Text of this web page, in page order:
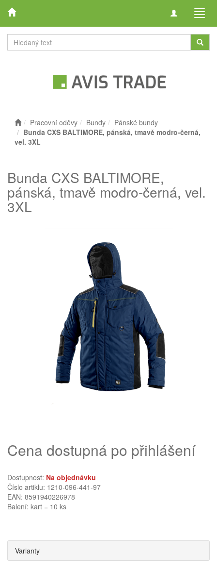
Toggle
Pracovní oděvy Bundy
Pánské bundy
Bunda CXS BALTIMORE, pánská, tmavě modro-černá,
vel. 3XL
Bunda CXS BALTIMORE,
pánská, tmavě modro-černá, vel.
3XL
Cena dostupná po přihlášení
Dostupnost: Na objednávku
Číslo artiklu: 1210-096-441-97
EAN: 8591940226978
Balení: kart = 10 ks
Varianty